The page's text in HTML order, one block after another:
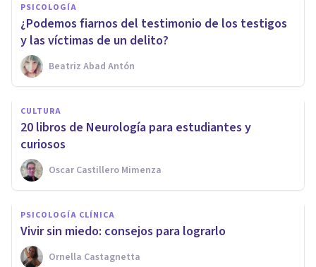
PSICOLOGÍA
​¿Podemos fiarnos del testimonio de los testigos
y las víctimas de un delito?
Beatriz Abad Antón
CULTURA
​20 libros de Neurología para estudiantes y
curiosos
Oscar Castillero Mimenza
PSICOLOGÍA CLÍNICA
​Vivir sin miedo: consejos para lograrlo
Ornella Castagnetta